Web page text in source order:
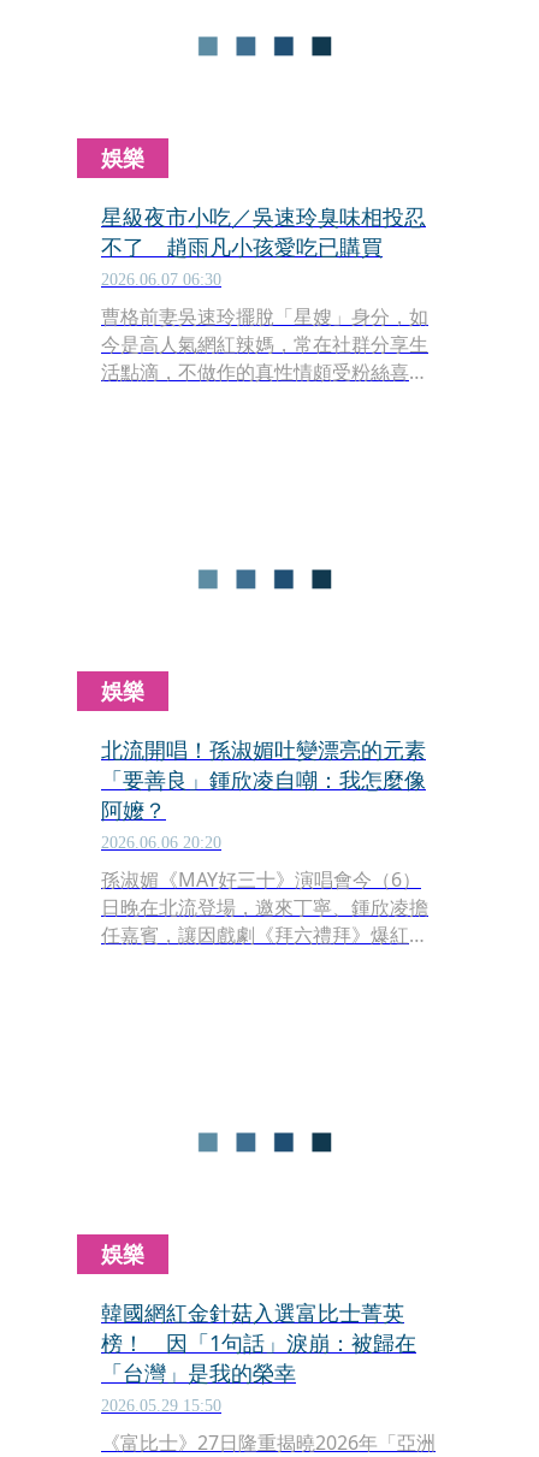
娛樂
星級夜市小吃／吳速玲臭味相投忍
不了 趙雨凡小孩愛吃已購買
2026.06.07 06:30
曹格前妻吳速玲擺脫「星嫂」身分，如
今是高人氣網紅辣媽，常在社群分享生
活點滴，不做作的真性情頗受粉絲喜
音樂請下：「冷冷清清淡淡今後都不
管，只要你能愉快～♪」（遞麥給曹
娛樂
北流開唱！孫淑媚吐變漂亮的元素
「要善良」鍾欣凌自嘲：我怎麼像
阿嬤？
2026.06.06 20:20
孫淑媚《MAY好三十》演唱會今（6）
日晚在北流登場，邀來丁寧、鍾欣凌擔
任嘉賓，讓因戲劇《拜六禮拜》爆紅的
娛樂
韓國網紅金針菇入選富比士菁英
榜！ 因「1句話」淚崩：被歸在
「台灣」是我的榮幸
2026.05.29 15:50
《富比士》27日隆重揭曉2026年「亞洲